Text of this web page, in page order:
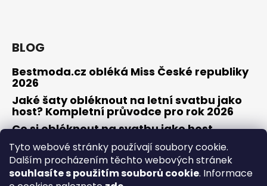
Tyto webové stránky používají soubory cookie.
Dalším procházením těchto webových stránek
souhlasíte s použitím souborů cookie. Informace
BLOG
Bestmoda.cz obléká Miss České republiky
2026
Jaké šaty obléknout na letní svatbu jako
host? Kompletní průvodce pro rok 2026
Co si obléknout na svatbu jako host
Osobní konzultace / zkouška šatů
Obchodní podmínky